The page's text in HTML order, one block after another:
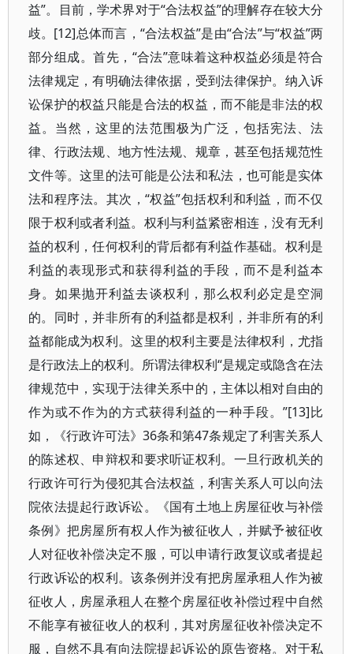
益”。目前，学术界对于“合法权益”的理解存在较大分
歧。[12]总体而言，“合法权益”是由“合法”与“权益”两
部分组成。首先，“合法”意味着这种权益必须是符合
法律规定，有明确法律依据，受到法律保护。纳入诉
讼保护的权益只能是合法的权益，而不能是非法的权
益。当然，这里的法范围极为广泛，包括宪法、法
律、行政法规、地方性法规、规章，甚至包括规范性
文件等。这里的法可能是公法和私法，也可能是实体
法和程序法。其次，“权益”包括权利和利益，而不仅
限于权利或者利益。权利与利益紧密相连，没有无利
益的权利，任何权利的背后都有利益作基础。权利是
利益的表现形式和获得利益的手段，而不是利益本
身。如果抛开利益去谈权利，那么权利必定是空洞
的。同时，并非所有的利益都是权利，并非所有的利
益都能成为权利。这里的权利主要是法律权利，尤指
是行政法上的权利。所谓法律权利“是规定或隐含在法
律规范中，实现于法律关系中的，主体以相对自由的
作为或不作为的方式获得利益的一种手段。”[13]比
如，《行政许可法》36条和第47条规定了利害关系人
的陈述权、申辩权和要求听证权利。一旦行政机关的
行政许可行为侵犯其合法权益，利害关系人可以向法
院依法提起行政诉讼。《国有土地上房屋征收与补偿
条例》把房屋所有权人作为被征收人，并赋予被征收
人对征收补偿决定不服，可以申请行政复议或者提起
行政诉讼的权利。该条例并没有把房屋承租人作为被
征收人，房屋承租人在整个房屋征收补偿过程中自然
不能享有被征收人的权利，其对房屋征收补偿决定不
服，自然不具有向法院提起诉讼的原告资格。对于私